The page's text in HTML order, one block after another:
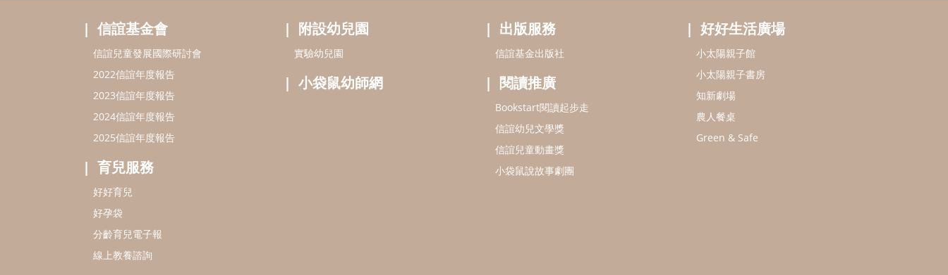
信誼基金會
信誼兒童發展國際研討會
2022信誼年度報告
2023信誼年度報告
2024信誼年度報告
2025信誼年度報告
育兒服務
好好育兒
好孕袋
分齡育兒電子報
線上教養諮詢
附設幼兒園
實驗幼兒園
小袋鼠幼師網
出版服務
信誼基金出版社
閱讀推廣
Bookstart閱讀起步走
信誼幼兒文學獎
信誼兒童動畫獎
小袋鼠說故事劇團
好好生活廣場
小太陽親子館
小太陽親子書房
知新劇場
農人餐桌
Green & Safe